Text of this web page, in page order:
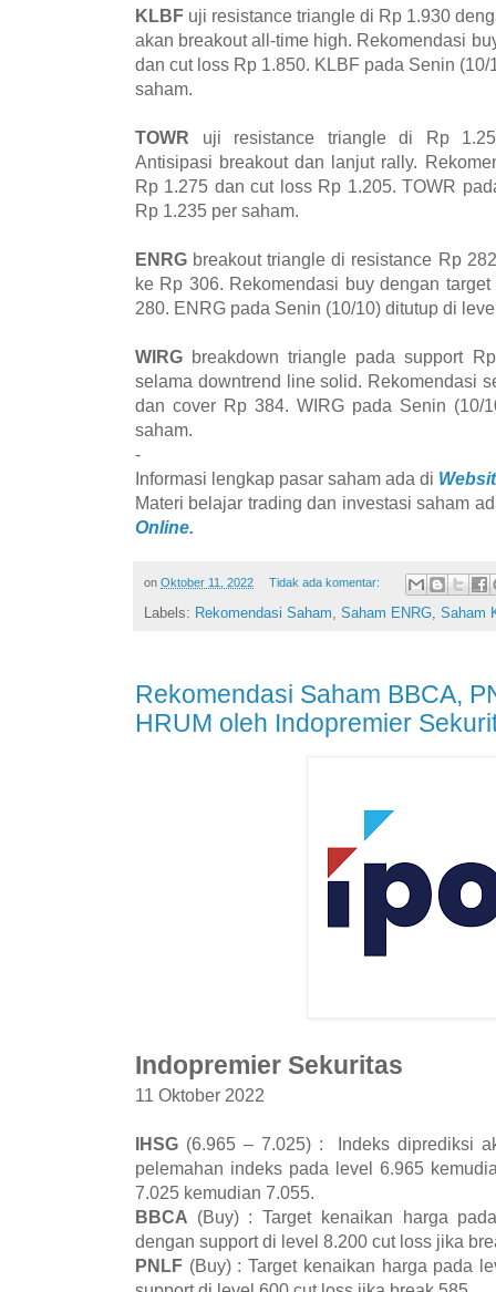
KLBF uji resistance triangle di Rp 1.930
akan breakout all-time high. Rekomendasi
dan cut loss Rp 1.850. KLBF pada Senin
saham.
TOWR uji resistance triangle di Rp
Antisipasi breakout dan lanjut rally.
Rp 1.275 dan cut loss Rp 1.205. TOWR
Rp 1.235 per saham.
ENRG breakout triangle di resistance Rp
ke Rp 306. Rekomendasi buy dengan
280. ENRG pada Senin (10/10) ditutup di
WIRG breakdown triangle pada support
selama downtrend line solid. Rekomendasi
dan cover Rp 384. WIRG pada Senin (10/
saham.
-
Informasi lengkap pasar saham ada di
Materi belajar trading dan investasi saham
Online.
on Oktober 11, 2022 Tidak ada komentar:
Labels: Rekomendasi Saham Saham ENRG Saham
Rekomendasi Saham BBCA,
HRUM oleh Indopremier
Indopremier Sekuritas
11 Oktober 2022
IHSG (6.965 – 7.025) : Indeks diprediksi
pelemahan indeks pada level 6.965
7.025 kemudian 7.055.
BBCA (Buy) : Target kenaikan harga
dengan support di level 8.200 cut loss jika
PNLF (Buy) : Target kenaikan harga pada